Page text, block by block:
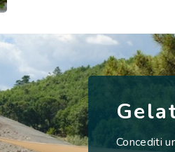
Concediti